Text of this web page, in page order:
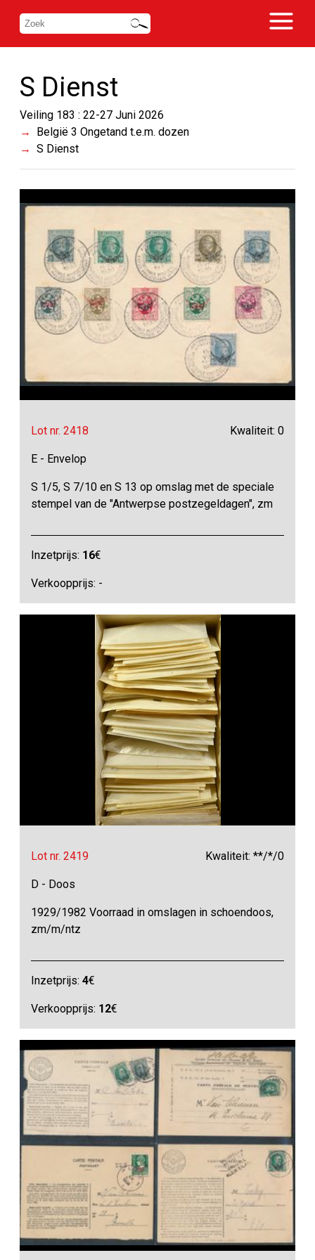
S Dienst
Veiling 183 : 22-27 Juni 2026
België 3 Ongetand t.e.m. dozen
S Dienst
Lot nr. 2418 Kwaliteit: 0
E - Envelop
S 1/5, S 7/10 en S 13 op omslag met de speciale
stempel van de "Antwerpse postzegeldagen", zm
Inzetprijs: 16€
Verkoopprijs: -
Lot nr. 2419 Kwaliteit: **/*/0
D - Doos
1929/1982 Voorraad in omslagen in schoendoos,
zm/m/ntz
Inzetprijs:4€
Verkoopprijs: 12€